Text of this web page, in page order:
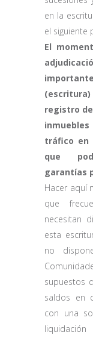
en la
el siguiente
El
registro
tráfico en
que
garantías
Hacer aquí
que
necesitan
esta
no
supuestos
saldos en
con una